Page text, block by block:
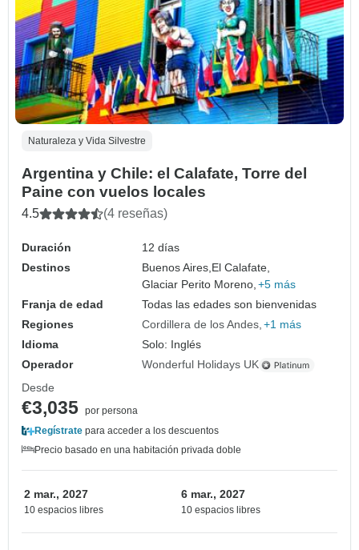
Naturaleza y Vida Silvestre
Argentina y Chile: el Calafate, Torre del
Paine con vuelos locales
4.5 (4 reseñas)
Duración
12 días
Destinos
Buenos Aires, El Calafate,
Glaciar Perito Moreno, +5 más
Franja de edad
Todas las edades son bienvenidas
Regiones
Cordillera de los Andes +1 más
Idioma
Solo: Inglés
Operador
Wonderful Holidays UK
Desde
€3,035 por persona
Regístrate para acceder a los descuentos
Precio basado en una habitación privada doble
2 mar., 2027
10 espacios libres
6 mar., 2027
10 espacios libres